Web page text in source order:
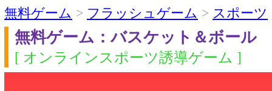
無料ゲーム > フラッシュゲーム > スポーツ
無料ゲーム：バスケット＆ボール
[ オンラインスポーツ誘導ゲーム ]